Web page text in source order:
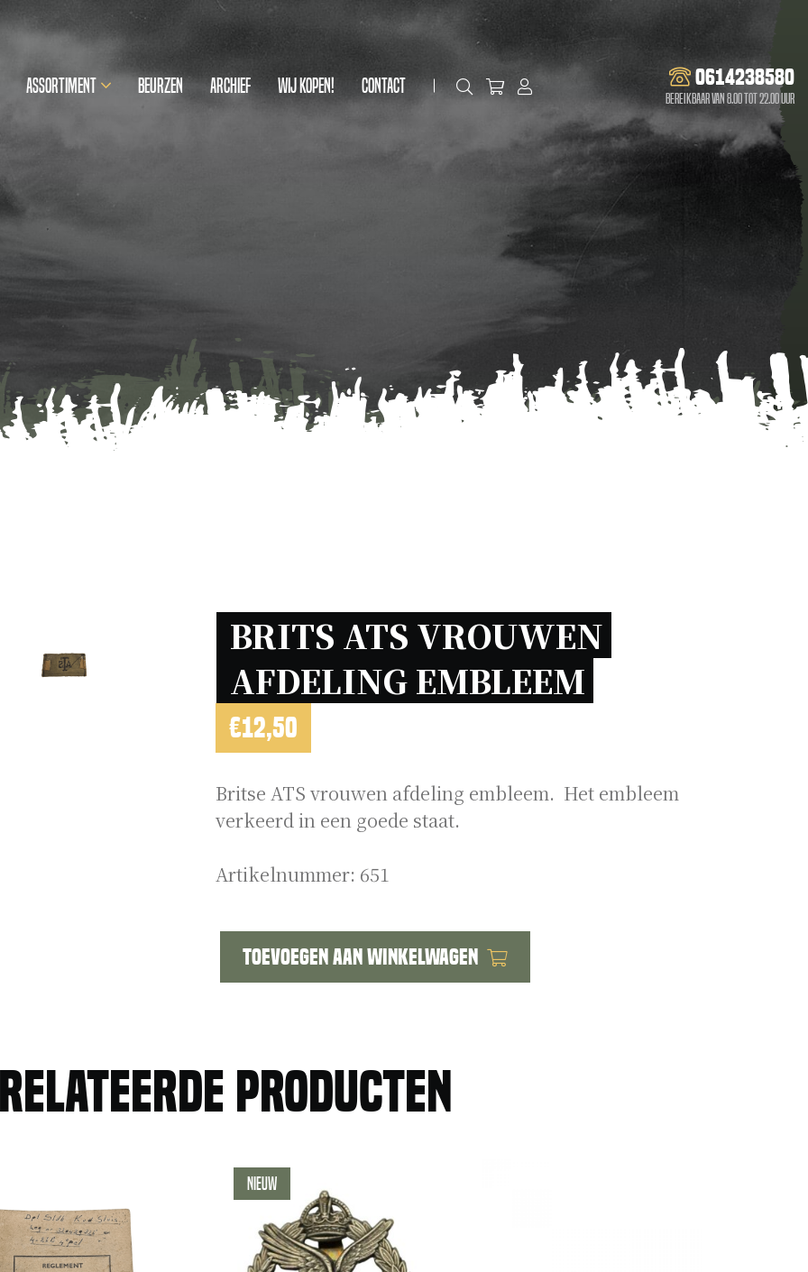
0614238580
Bereikbaar van 8.00 tot 22.00 uur
Assortiment Beurzen Archief Wij kopen! Contact
BRITS ATS VROUWEN
AFDELING EMBLEEM
€12,50
Britse ATS vrouwen afdeling embleem. Het embleem
verkeerd in een goede staat.
Artikelnummer: 651
Brits
embleem
aantal
Toevoegen aan winkelwagen
producten
Nieuw